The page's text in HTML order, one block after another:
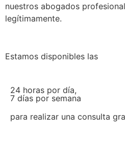
nuestros abogados
legítimamente.
Estamos disponibles las
24 horas por día,
7 días por semana
para realizar una consulta